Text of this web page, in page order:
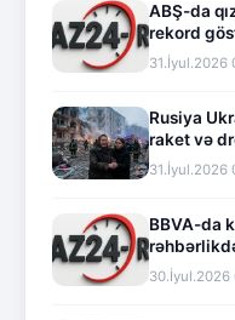
ABŞ-da
rekord
31.İyul.2026
Rusiya
raket və
31.İyul.2026
BBVA-da
30.İyul.2026